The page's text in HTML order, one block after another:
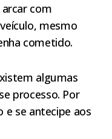
com
mesmo
cometido.
algumas
processo. Por
se antecipe aos